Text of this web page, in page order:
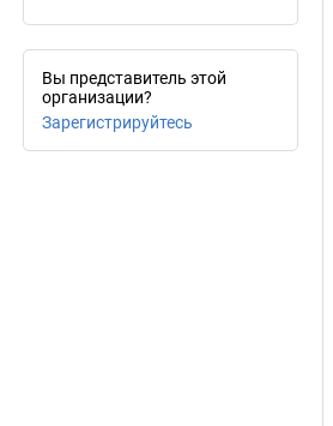
Вы представитель этой
организации?
Зарегистрируйтесь